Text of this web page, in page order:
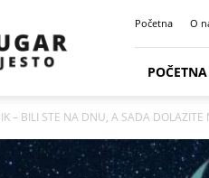
Početna O
POČETNA
– BILI STE NA DNU, A SADA DOLAZITE